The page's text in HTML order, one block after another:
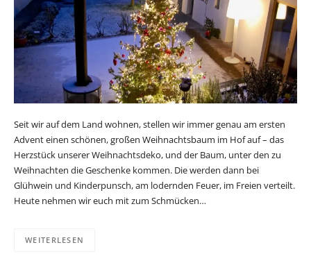
Seit wir auf dem Land wohnen, stellen wir immer genau am ersten
Advent einen schönen, großen Weihnachtsbaum im Hof auf – das
Herzstück unserer Weihnachtsdeko, und der Baum, unter den zu
Weihnachten die Geschenke kommen. Die werden dann bei
Glühwein und Kinderpunsch, am lodernden Feuer, im Freien verteilt.
Heute nehmen wir euch mit zum Schmücken…
WEITERLESEN